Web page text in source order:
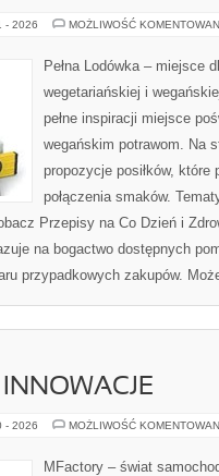
- 2026 MOŻLIWOŚĆ
Pełna Lodówka – miejsce
wegetariańskiej i
pełne inspiracji miejsce
wegańskim potrawom. Na
propozycje posiłków, które
połączenia smaków.
Przepisy na Co Dzień i
na bogactwo dostępnych
przypadkowych zakupów.
INNOWACJE
- 2026 MOŻLIWOŚĆ
MFactory – świat